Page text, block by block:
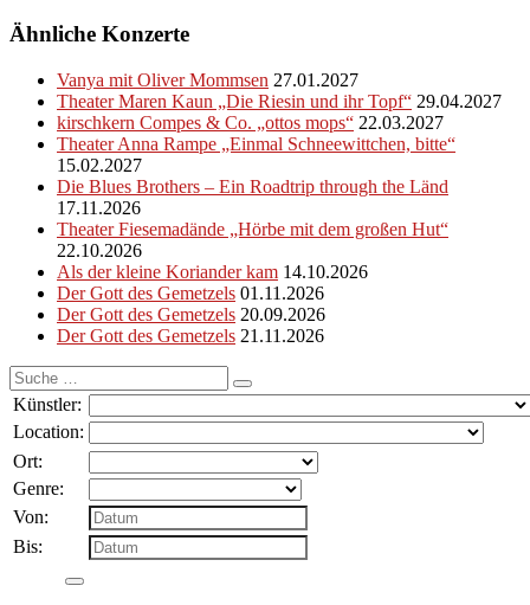
Ähnliche Konzerte
Vanya mit Oliver Mommsen 27.01.2027
Theater Maren Kaun „Die Riesin und ihr Topf“ 29.04.2027
kirschkern Compes & Co. „ottos mops“ 22.03.2027
Theater Anna Rampe „Einmal Schneewittchen, bitte“
15.02.2027
Die Blues Brothers – Ein Roadtrip through the Länd
17.11.2026
Theater Fiesemadände „Hörbe mit dem großen Hut“
22.10.2026
Als der kleine Koriander kam 14.10.2026
Der Gott des Gemetzels 01.11.2026
Der Gott des Gemetzels 20.09.2026
Der Gott des Gemetzels 21.11.2026
Suche
nach:
Künstler:
Location:
Ort:
Genre:
Von:
Bis: